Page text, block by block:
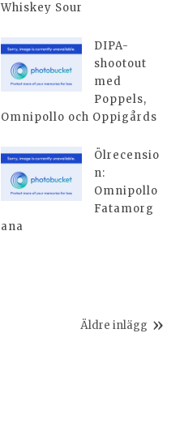
Whiskey Sour
DIPA-
shootout
med
Poppels,
Omnipollo och Oppigårds
Ölrecensio
n:
Omnipollo
Fatamorg
ana
Äldre inlägg